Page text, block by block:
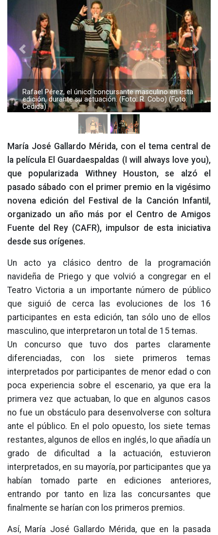
Rafael Pérez, el único concursante masculino en esta
edición, durante su actuación. (Foto: R. Cobo) (Foto:
Cedida)
Previous Next
María José Gallardo Mérida, con el tema central de
la película El Guardaespaldas (I will always love you),
que popularizada Withney Houston, se alzó el
pasado sábado con el primer premio en la vigésimo
novena edición del Festival de la Canción Infantil,
organizado un año más por el Centro de Amigos
Fuente del Rey (CAFR), impulsor de esta iniciativa
desde sus orígenes.
Un acto ya clásico dentro de la programación
navideña de Priego y que volvió a congregar en el
Teatro Victoria a un importante número de público
que siguió de cerca las evoluciones de los 16
participantes en esta edición, tan sólo uno de ellos
masculino, que interpretaron un total de 15 temas.
Un concurso que tuvo dos partes claramente
diferenciadas, con los siete primeros temas
interpretados por participantes de menor edad o con
poca experiencia sobre el escenario, ya que era la
primera vez que actuaban, lo que en algunos casos
no fue un obstáculo para desenvolverse con soltura
ante el público. En el polo opuesto, los siete temas
restantes, algunos de ellos en inglés, lo que añadía un
grado de dificultad a la actuación, estuvieron
interpretados, en su mayoría, por participantes que ya
habían tomado parte en ediciones anteriores,
entrando por tanto en liza las concursantes que
finalmente se harían con los primeros premios.
Así, María José Gallardo Mérida, que en la pasada